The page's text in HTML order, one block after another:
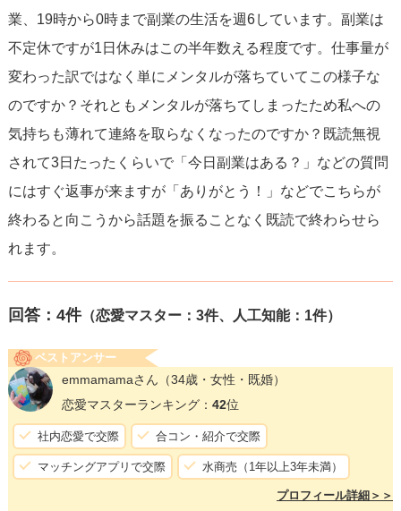
業、19時から0時まで副業の生活を週6しています。副業は
不定休ですが1日休みはこの半年数える程度です。仕事量が
変わった訳ではなく単にメンタルが落ちていてこの様子な
のですか？それともメンタルが落ちてしまったため私への
気持ちも薄れて連絡を取らなくなったのですか？既読無視
されて3日たったくらいで「今日副業はある？」などの質問
にはすぐ返事が来ますが「ありがとう！」などでこちらが
終わると向こうから話題を振ることなく既読で終わらせら
れます。
回答： 4件（恋愛マスター：3件、人工知能：1件）
ベストアンサー
emmamamaさん （34歳・女性・既婚）
恋愛マスターランキング： 42位
社内恋愛で交際 合コン・紹介で交際
マッチングアプリで交際 水商売（1年以上3年未満）
プロフィール詳細＞＞